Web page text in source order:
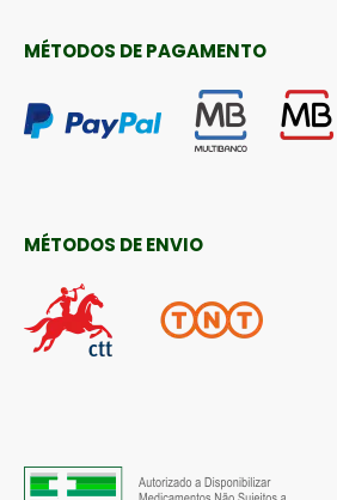
MÉTODOS DE PAGAMENTO
MÉTODOS DE ENVIO